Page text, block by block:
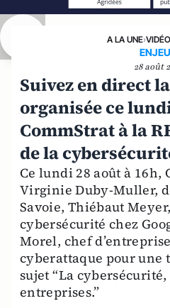
A LA UNE›
28 août
Suivez en direct
organisée ce
CommStrat à la
de la
Ce lundi 28 août à 16h,
Virginie Duby-Muller,
Savoie, Thiébaut
cybersécurité chez
Morel, chef
cyberattaque pour une
sujet “La
entreprises.”